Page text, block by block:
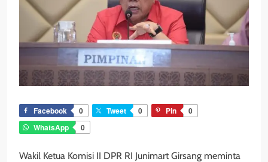
Facebook 0 Tweet 0 Pin
0
WhatsApp
0
Wakil Ketua Komisi II DPR RI Junimart Girsang meminta